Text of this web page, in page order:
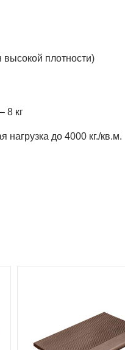
плотности)
8 кг
до 4000 кг./кв.м.